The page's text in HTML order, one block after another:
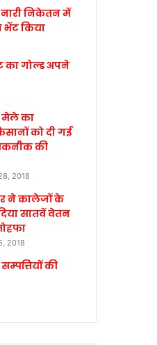
नारी निकेतन में
भेंट किया
का गोल्ड अपने
मेले का
को दी गई
की
2018
ने कालेजों के
सातवें वेतन
2018
की